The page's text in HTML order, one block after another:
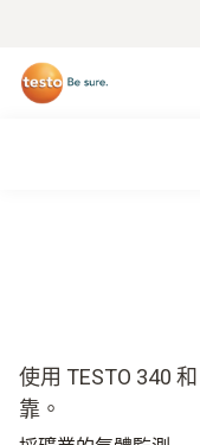
使用 TESTO 340
靠。